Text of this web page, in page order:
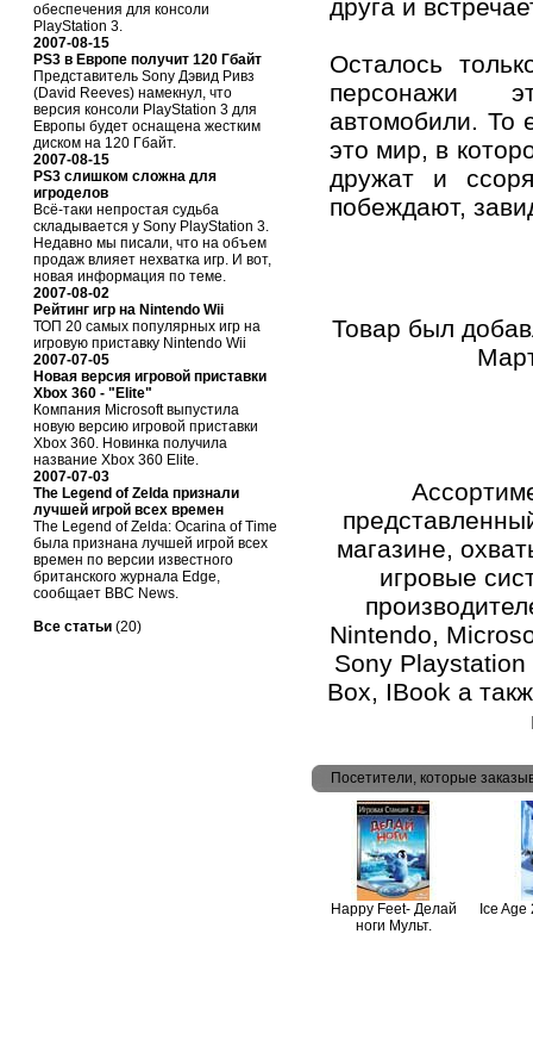
обеспечения для консоли
PlayStation 3.
2007-08-15
PS3 в Европе получит 120 Гбайт
Представитель Sony Дэвид Ривз
(David Reeves) намекнул, что
версия консоли PlayStation 3 для
Европы будет оснащена жестким
диском на 120 Гбайт.
2007-08-15
PS3 слишком сложна для
игроделов
Всё-таки непростая судьба
складывается у Sony PlayStation 3.
Недавно мы писали, что на объем
продаж влияет нехватка игр. И вот,
новая информация по теме.
2007-08-02
Рейтинг игр на Nintendo Wii
ТОП 20 самых популярных игр на
игровую приставку Nintendo Wii
2007-07-05
Новая версия игровой приставки
Xbox 360 - "Elite"
Компания Microsoft выпустила
новую версию игровой приставки
Xbox 360. Новинка получила
название Xbox 360 Elite.
2007-07-03
The Legend of Zelda признали
лучшей игрой всех времен
The Legend of Zelda: Ocarina of Time
была признана лучшей игрой всех
времен по версии известного
британского журнала Edge,
сообщает BBC News.
Все статьи (20)
друга и
Осталось
персонажи
автомобили. То
это мир, в
дружат и
побеждают,
Товар был
магазине,
игровые
Nintendo,
Sony
Box, IBook а
Посетители, которые
Happy Feet- Делай
ноги Мульт.
Ice